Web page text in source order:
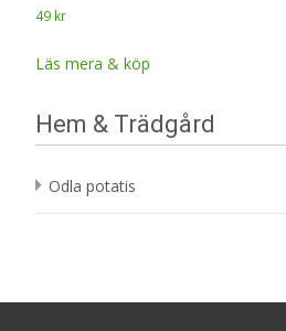
49 kr
Läs mera & köp
Hem & Trädgård
Odla potatis